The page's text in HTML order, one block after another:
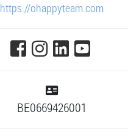
https://ohappyteam.com
BE0669426001